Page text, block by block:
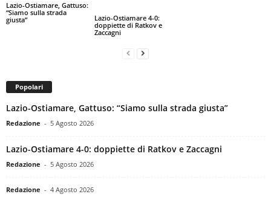
Lazio-Ostiamare, Gattuso:
“Siamo sulla strada
giusta”
Lazio-Ostiamare 4-0:
doppiette di Ratkov e
Zaccagni
Popolari
Lazio-Ostiamare, Gattuso: “Siamo sulla strada giusta”
Redazione - 5 Agosto 2026
Lazio-Ostiamare 4-0: doppiette di Ratkov e Zaccagni
Redazione - 5 Agosto 2026
Redazione - 4 Agosto 2026